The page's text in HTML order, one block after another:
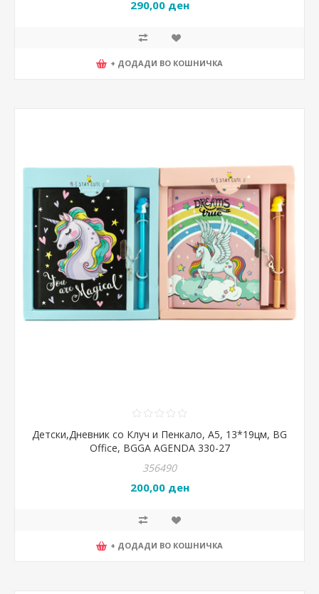
290,00 ден
+ ДОДАДИ ВО КОШНИЧКА
Детски,Дневник со Клуч и Пенкало, А5, 13*19цм, BG
Office, BGGA AGENDA 330-27
356490
200,00 ден
+ ДОДАДИ ВО КОШНИЧКА